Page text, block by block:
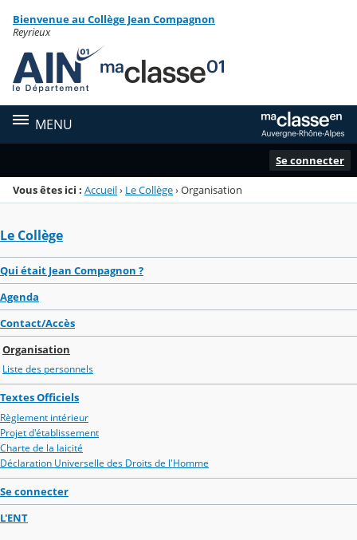
Menu de la rubrique
Contenu
Bienvenue au Collège Jean Compagnon
Reyrieux
MENU
Se connecter
Vous êtes ici : Accueil› Le Collège›Organisation
Le Collège
Qui était Jean Compagnon ?
Agenda
Contact/Accès
Organisation
Liste des personnels
Textes Officiels
Règlement intérieur
Projet d'établissement
Charte de la laicité
Déclaration Universelle des Droits de l'Homme
Se connecter
L'ENT